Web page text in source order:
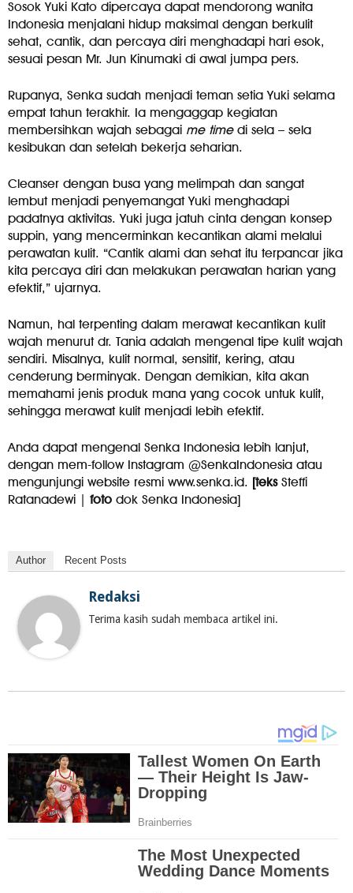
Sosok Yuki Kato dipercaya dapat mendorong wanita
Indonesia menjalani hidup maksimal dengan berkulit
sehat, cantik, dan percaya diri menghadapi hari esok,
sesuai pesan Mr. Jun Kinumaki di awal jumpa pers.
Rupanya, Senka sudah menjadi teman setia Yuki selama
empat tahun terakhir. Ia mengaggap kegiatan
membersihkan wajah sebagai me timedi sela – sela
kesibukan dan setelah bekerja seharian.
Cleanser dengan busa yang melimpah dan sangat
lembut menjadi penyemangat Yuki menghadapi
padatnya aktivitas. Yuki juga jatuh cinta dengan konsep
suppin, yang mencerminkan kecantikan alami melalui
perawatan kulit. “Cantik alami dan sehat itu terpancar jika
kita percaya diri dan melakukan perawatan harian yang
efektif,” ujarnya.
Namun, hal terpenting dalam merawat kecantikan kulit
wajah menurut dr. Tania adalah mengenal tipe kulit wajah
sendiri. Misalnya, kulit normal, sensitif, kering, atau
cenderung berminyak. Dengan demikian, kita akan
memahami jenis produk mana yang cocok untuk kulit,
sehingga merawat kulit menjadi lebih efektif.
Anda dapat mengenal Senka Indonesia lebih lanjut,
dengan mem-follow Instagram @SenkaIndonesia atau
mengunjungi website resmi www.senka.id. [teksSteffi
Ratanadewi | foto dok Senka Indonesia]
Author Recent Posts
Redaksi
Terima kasih sudah membaca artikel ini.